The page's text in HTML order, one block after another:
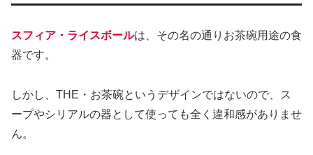
スフィア・ライスボールは、その名の通りお茶碗用途の食
器です。
しかし、THE・お茶碗というデザインではないので、ス
ープやシリアルの器として使っても全く違和感がありませ
ん。